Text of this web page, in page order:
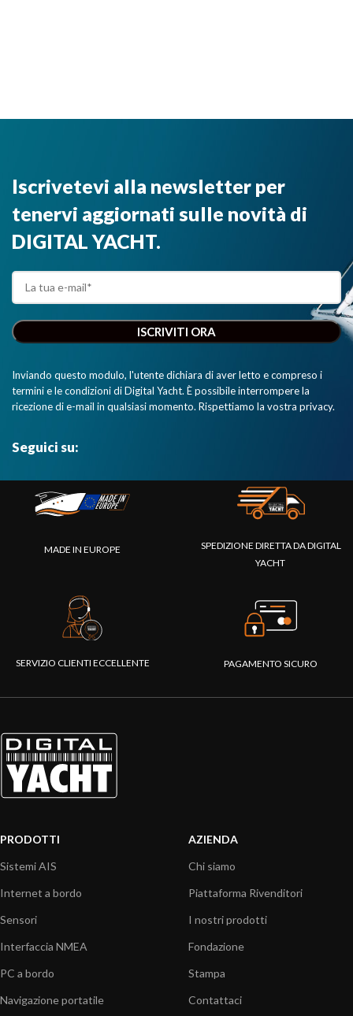
Iscrivetevi alla newsletter per
tenervi aggiornati sulle novità di
DIGITAL YACHT.
Inviando questo modulo, l'utente dichiara di aver letto e compreso i
termini e le condizioni di Digital Yacht. È possibile interrompere la
ricezione di e-mail in qualsiasi momento. Rispettiamo la vostra privacy.
Seguici su:
MADE IN EUROPE
SPEDIZIONE DIRETTA DA DIGITAL
YACHT
SERVIZIO CLIENTI ECCELLENTE PAGAMENTO SICURO
PRODOTTI
Sistemi AIS
Internet a bordo
Sensori
Interfaccia NMEA
PC a bordo
Navigazione portatile
AZIENDA
Chi siamo
Piattaforma Rivenditori
I nostri prodotti
Fondazione
Stampa
Contattaci